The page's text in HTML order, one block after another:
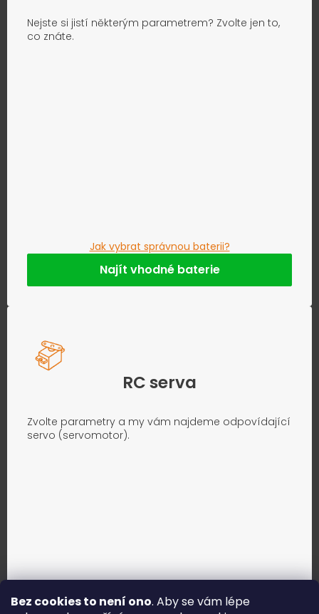
Bez cookies to není ono. Aby se vám lépe
Nejste si jistí některým parametrem? Zvolte jen to,
co znáte.
Jak vybrat správnou baterii?
Najít vhodné baterie
RC serva
Zvolte parametry a my vám najdeme odpovídající
servo (servomotor).